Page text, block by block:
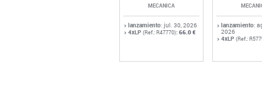
MECANICA
lanzamiento: jul. 30, 2026
4xLP (Ref.: R47770): 66.0 €
lanzamiento:
2026
4xLP (Ref.: